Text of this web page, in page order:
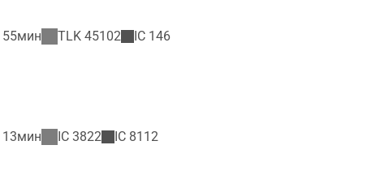
55мин TLK 45102 IC 146
13мин IC 3822 IC 8112